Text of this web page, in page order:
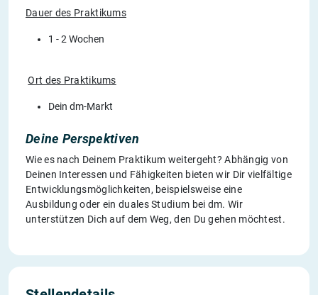
Dauer des Praktikums
1 - 2 Wochen
Ort des Praktikums
Dein dm-Markt
Deine Perspektiven
Wie es nach Deinem Praktikum weitergeht? Abhängig von
Deinen Interessen und Fähigkeiten bieten wir Dir vielfältige
Entwicklungsmöglichkeiten, beispielsweise eine
Ausbildung oder ein duales Studium bei dm. Wir
unterstützen Dich auf dem Weg, den Du gehen möchtest.